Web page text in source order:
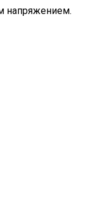
напряжением.